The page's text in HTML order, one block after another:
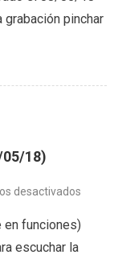
(08/
grabación pinchar
18)
desactivados
en funciones)
escuchar la